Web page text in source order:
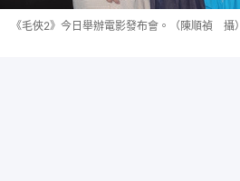
《毛俠2》今日舉辦電影發布會。（陳順禎 攝）